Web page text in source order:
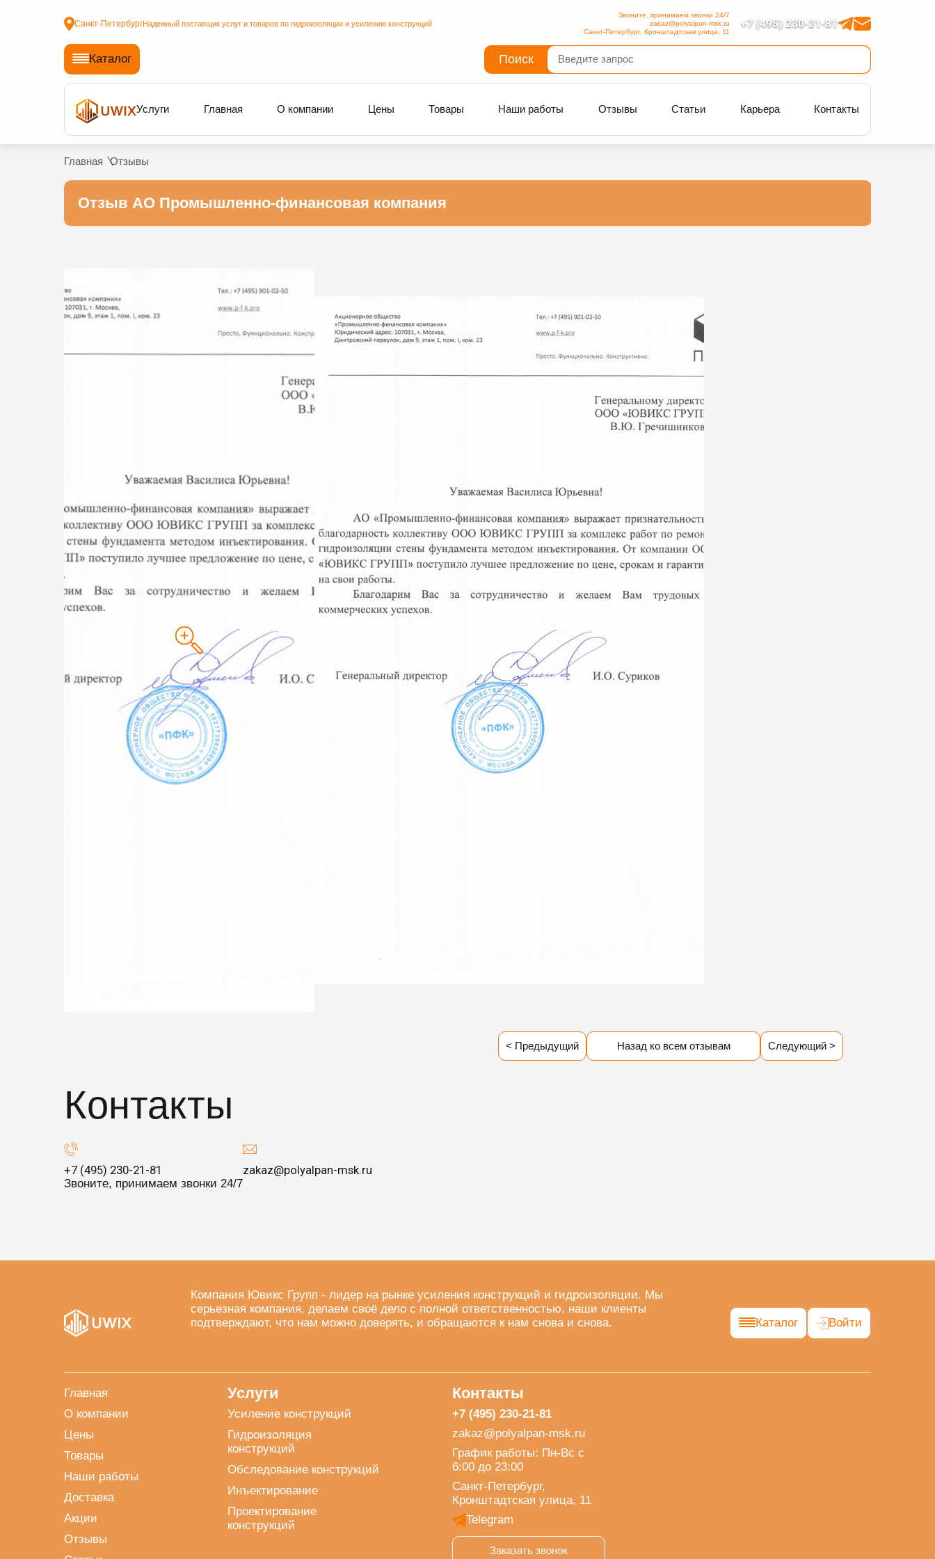
Санкт-ПетербургНадежный поставщик услуг и товаров по гидроизоляции и усилению конструкций +7 (495) 230-21-81
Звоните, принимаем звонки 24/7
zakaz@polyalpan-msk.ru
Санкт-Петербург, Кронштадтская улица, 11
Каталог Поиск
Услуги Главная О компании Цены Товары Наши работы Отзывы Статьи Карьера Контакты
Главная Отзывы
Отзыв АО Промышленно-финансовая компания
< Предыдущий Назад ко всем отзывам Следующий >
Контакты
+7 (495) 230-21-81
Звоните, принимаем звонки 24/7
zakaz@polyalpan-msk.ru
Компания Ювикс Групп - лидер на рынке усиления конструкций и гидроизоляции. Мы
серьезная компания, делаем своё дело с полной ответственностью, наши клиенты
подтверждают, что нам можно доверять, и обращаются к нам снова и снова.
Каталог Войти
Главная
О компании
Цены
Товары
Наши работы
Доставка
Акции
Отзывы
Услуги
Усиление конструкций
Гидроизоляция
конструкций
Обследование конструкций
Инъектирование
Проектирование
конструкций
Контакты
+7 (495) 230-21-81
zakaz@polyalpan-msk.ru
График работы: Пн-Вс с
6:00 до 23:00
Санкт-Петербург,
Кронштадтская улица, 11
Telegram
Заказать звонок